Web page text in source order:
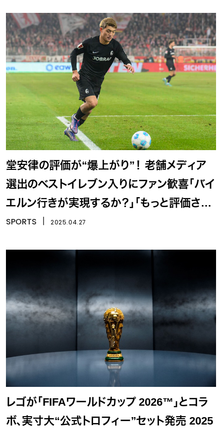
堂安律の評価が“爆上がり”！ 老舗メディア
選出のベストイレブン入りにファン歓喜「バイ
エルン行きが実現するか？」「もっと評価され
ていい選手」
SPORTS 2025.04.27
レゴが「FIFAワールドカップ 2026™」とコラ
ボ、実寸大“公式トロフィー”セット発売 2025